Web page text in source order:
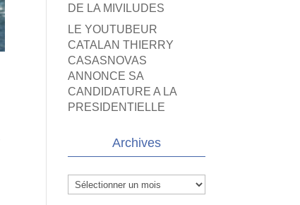
DE LA MIVILUDES
LE YOUTUBEUR
CATALAN THIERRY
CASASNOVAS
ANNONCE SA
CANDIDATURE A LA
PRESIDENTIELLE
Archives
Archives